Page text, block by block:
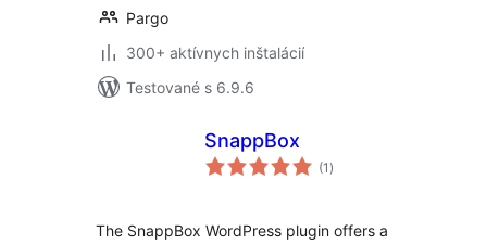
Pargo
300+ aktívnych inštalácií
Testované s 6.9.6
SnappBox
(1 celkové
hodnotenie
)
The SnappBox WordPress plugin offers a